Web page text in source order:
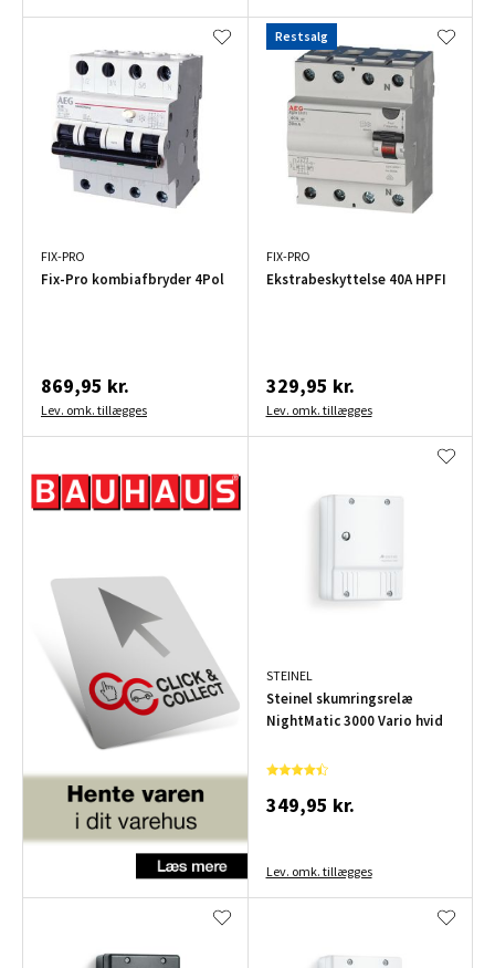
FIX-PRO
Fix-Pro kombiafbryder 4Pol
869,95 kr.
Lev. omk. tillægges
Restsalg
FIX-PRO
Ekstrabeskyttelse 40A HPFI
329,95 kr.
Lev. omk. tillægges
STEINEL
Steinel skumringsrelæ
NightMatic 3000 Vario hvid
349,95 kr.
Lev. omk. tillægges